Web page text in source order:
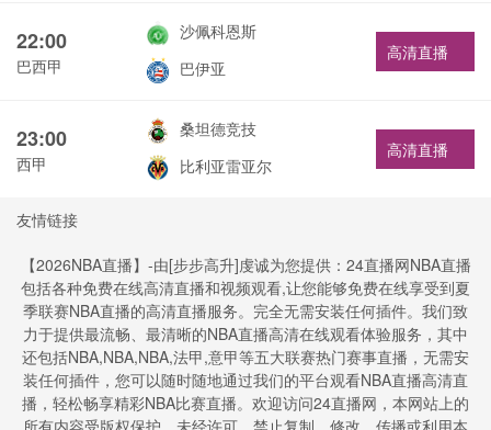
22:00
巴西甲
沙佩科恩斯
巴伊亚
高清直播
23:00
西甲
桑坦德竞技
比利亚雷亚尔
高清直播
友情链接
【2026NBA直播】-由[步步高升]虔诚为您提供：24直播网NBA直播
包括各种免费在线高清直播和视频观看,让您能够免费在线享受到夏
季联赛NBA直播的高清直播服务。完全无需安装任何插件。我们致
力于提供最流畅、最清晰的NBA直播高清在线观看体验服务，其中
还包括NBA,NBA,NBA,法甲,意甲等五大联赛热门赛事直播，无需安
装任何插件，您可以随时随地通过我们的平台观看NBA直播高清直
播，轻松畅享精彩NBA比赛直播。欢迎访问24直播网，本网站上的
所有内容受版权保护。未经许可，禁止复制、修改、传播或利用本